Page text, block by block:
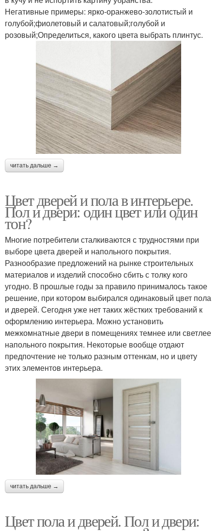
Негативные примеры: ярко-оранжево-золотистый и
голубой;фиолетовый и салатовый;голубой и
розовый;Определиться, какого цвета выбрать плинтус.
читать дальше →
Цвет дверей и пола в интерьере.
Пол и двери: один цвет или один
тон?
Многие потребители сталкиваются с трудностями при
выборе цвета дверей и напольного покрытия.
Разнообразие предложений на рынке строительных
материалов и изделий способно сбить с толку кого
угодно. В прошлые годы за правило принималось такое
решение, при котором выбирался одинаковый цвет пола
и дверей. Сегодня уже нет таких жёстких требований к
оформлению интерьера. Можно установить
межкомнатные двери в помещениях темнее или светлее
напольного покрытия. Некоторые вообще отдают
предпочтение не только разным оттенкам, но и цвету
этих элементов интерьера.
читать дальше →
Цвет пола и дверей. Пол и двери: